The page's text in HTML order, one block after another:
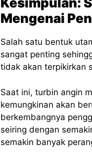
Mengenai
Salah satu bentuk
sangat penting
tidak akan terpikirkan
Saat ini, turbin angin
kemungkinan akan
berkembangnya
seiring dengan
semakin banyak